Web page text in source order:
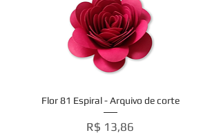
Flor 81 Espiral - Arquivo de corte
Preço
R$ 13,86